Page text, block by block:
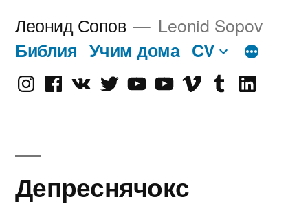
Леонид Сопов Leonid Sopov
Библия Учим дома CV
InstagramFacebook
VK TwitterYoutube
Old Vimeotumblrlinkedin
Депреснячокс